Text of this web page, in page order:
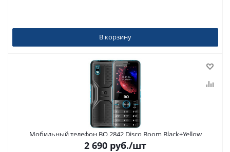
В корзину
Мобильный телефон BQ 2842 Disco Boom Black+Yellow
2 690 руб./шт